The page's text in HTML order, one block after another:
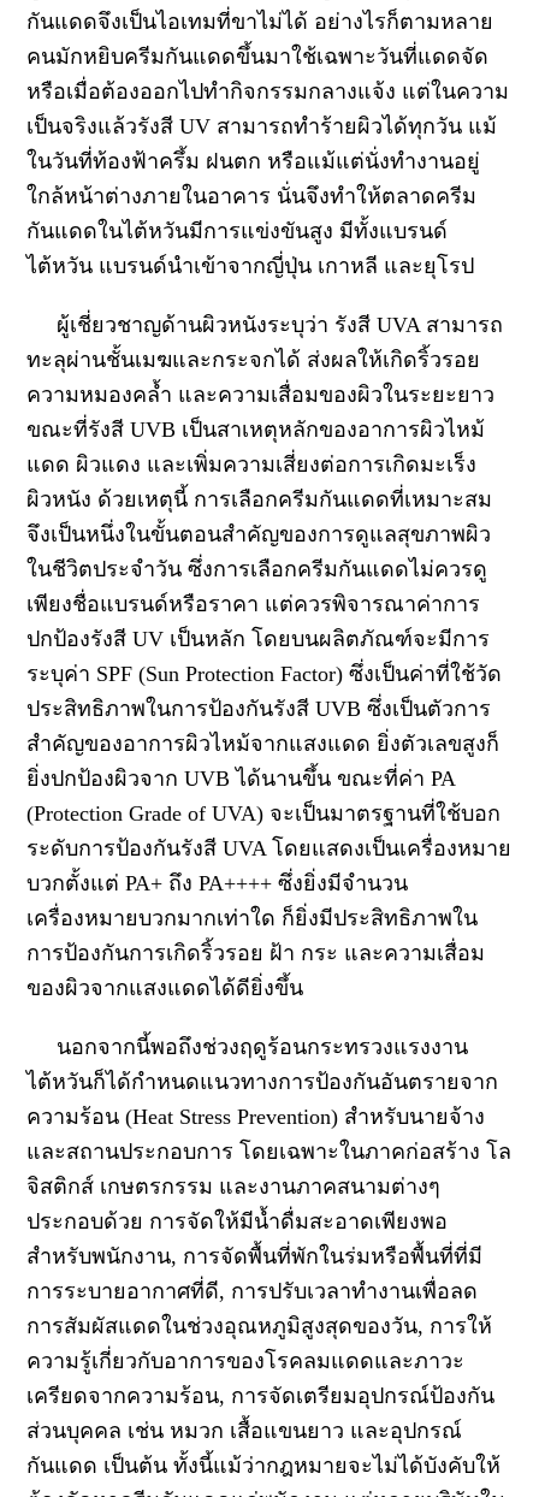
กันแดดจึงเป็นไอเทมที่ขาไม่ได้ อย่างไรก็ตามหลาย
คนมักหยิบครีมกันแดดขึ้นมาใช้เฉพาะวันที่แดดจัด
หรือเมื่อต้องออกไปทำกิจกรรมกลางแจ้ง แต่ในความ
เป็นจริงแล้วรังสี UV สามารถทำร้ายผิวได้ทุกวัน แม้
ในวันที่ท้องฟ้าครึ้ม ฝนตก หรือแม้แต่นั่งทำงานอยู่
ใกล้หน้าต่างภายในอาคาร นั่นจึงทำให้ตลาดครีม
กันแดดในไต้หวันมีการแข่งขันสูง มีทั้งแบรนด์
ไต้หวัน แบรนด์นำเข้าจากญี่ปุ่น เกาหลี และยุโรป
ผู้เชี่ยวชาญด้านผิวหนังระบุว่า รังสี UVA สามารถ
ทะลุผ่านชั้นเมฆและกระจกได้ ส่งผลให้เกิดริ้วรอย
ความหมองคล้ำ และความเสื่อมของผิวในระยะยาว
ขณะที่รังสี UVB เป็นสาเหตุหลักของอาการผิวไหม้
แดด ผิวแดง และเพิ่มความเสี่ยงต่อการเกิดมะเร็ง
ผิวหนัง ด้วยเหตุนี้ การเลือกครีมกันแดดที่เหมาะสม
จึงเป็นหนึ่งในขั้นตอนสำคัญของการดูแลสุขภาพผิว
ในชีวิตประจำวัน ซึ่งการเลือกครีมกันแดดไม่ควรดู
เพียงชื่อแบรนด์หรือราคา แต่ควรพิจารณาค่าการ
ปกป้องรังสี UV เป็นหลัก โดยบนผลิตภัณฑ์จะมีการ
ระบุค่า SPF (Sun Protection Factor) ซึ่งเป็นค่าที่ใช้วัด
ประสิทธิภาพในการป้องกันรังสี UVB ซึ่งเป็นตัวการ
สำคัญของอาการผิวไหม้จากแสงแดด ยิ่งตัวเลขสูงก็
ยิ่งปกป้องผิวจาก UVB ได้นานขึ้น ขณะที่ค่า PA
(Protection Grade of UVA) จะเป็นมาตรฐานที่ใช้บอก
ระดับการป้องกันรังสี UVA โดยแสดงเป็นเครื่องหมาย
บวกตั้งแต่ PA+ ถึง PA++++ ซึ่งยิ่งมีจำนวน
เครื่องหมายบวกมากเท่าใด ก็ยิ่งมีประสิทธิภาพใน
การป้องกันการเกิดริ้วรอย ฝ้า กระ และความเสื่อม
ของผิวจากแสงแดดได้ดียิ่งขึ้น
นอกจากนี้พอถึงช่วงฤดูร้อนกระทรวงแรงงาน
ไต้หวันก็ได้กำหนดแนวทางการป้องกันอันตรายจาก
ความร้อน (Heat Stress Prevention) สำหรับนายจ้าง
และสถานประกอบการ โดยเฉพาะในภาคก่อสร้าง โล
จิสติกส์ เกษตรกรรม และงานภาคสนามต่างๆ
ประกอบด้วย การจัดให้มีน้ำดื่มสะอาดเพียงพอ
สำหรับพนักงาน, การจัดพื้นที่พักในร่มหรือพื้นที่ที่มี
การระบายอากาศที่ดี, การปรับเวลาทำงานเพื่อลด
การสัมผัสแดดในช่วงอุณหภูมิสูงสุดของวัน, การให้
ความรู้เกี่ยวกับอาการของโรคลมแดดและภาวะ
เครียดจากความร้อน, การจัดเตรียมอุปกรณ์ป้องกัน
ส่วนบุคคล เช่น หมวก เสื้อแขนยาว และอุปกรณ์
กันแดด เป็นต้น ทั้งนี้แม้ว่ากฎหมายจะไม่ได้บังคับให้